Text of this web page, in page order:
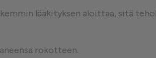
lääkityksen aloittaa, sitä
rokotteen.